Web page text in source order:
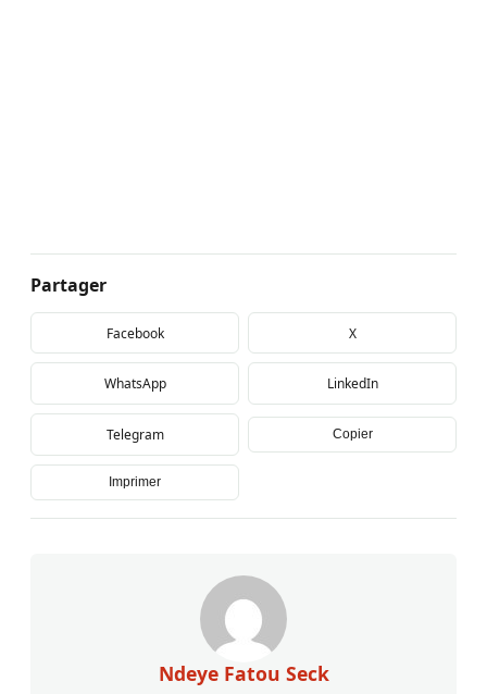
Partager
Facebook X
WhatsApp LinkedIn
Telegram Copier
Imprimer
Ndeye Fatou Seck